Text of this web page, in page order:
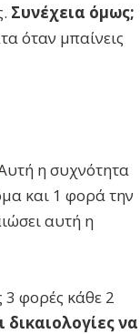
Συνέχεια όμως;
όταν μπαίνεις
η συχνότητα
και 1 φορά την
αυτή η
3 φορές κάθε 2
δικαιολογίες να